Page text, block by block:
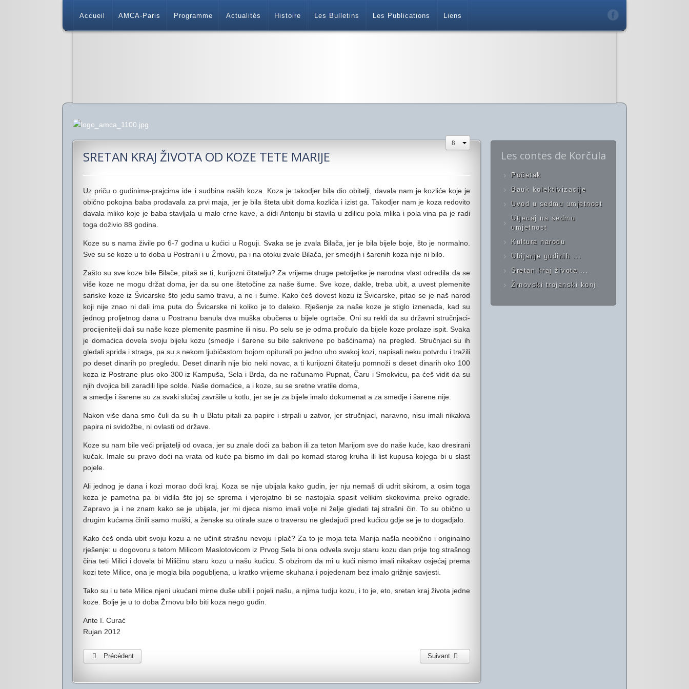
Accueil AMCA-Paris Programme Actualités Histoire Les Bulletins Les Publications Liens
Les contes de Korčula
Početak
Bauk kolektivizacije
Uvod u sedmu umjetnost
Utjecaj na sedmu
umjetnost
Kultura narodu
Ubijanje gudinih ...
Sretan kraj života ...
Žrnovski trojanski konj
SRETAN KRAJ ŽIVOTA OD KOZE TETE MARIJE
Uz priču o gudinima-prajcima ide i sudbina naših koza. Koza je takodjer bila dio obitelji, davala nam je kozliće koje je
obično pokojna baba prodavala za prvi maja, jer je bila šteta ubit doma kozlića i izist ga. Takodjer nam je koza redovito
davala mliko koje je baba stavljala u malo crne kave, a didi Antonju bi stavila u zdilicu pola mlika i pola vina pa je radi
toga doživio 88 godina.
Koze su s nama živile po 6-7 godina u kućici u Roguji. Svaka se je zvala Bilača, jer je bila bijele boje, što je normalno.
Sve su se koze u to doba u Postrani i u Žrnovu, pa i na otoku zvale Bilača, jer smedjih i šarenih koza nije ni bilo.
Zašto su sve koze bile Bilače, pitaš se ti, kurijozni čitatelju? Za vrijeme druge petoljetke je narodna vlast odredila da se
više koze ne mogu držat doma, jer da su one štetočine za naše šume. Sve koze, dakle, treba ubit, a uvest plemenite
sanske koze iz Švicarske što jedu samo travu, a ne i šume. Kako ćeš dovest kozu iz Švicarske, pitao se je naš narod
koji nije znao ni dali ima puta do Švicarske ni koliko je to daleko. Rješenje za naše koze je stiglo iznenada, kad su
jednog proljetnog dana u Postranu banula dva muška obučena u bijele ogrtače. Oni su rekli da su državni stručnjaci-
procijenitelji dali su naše koze plemenite pasmine ili nisu. Po selu se je odma pročulo da bijele koze prolaze ispit. Svaka
je domaćica dovela svoju bijelu kozu (smedje i šarene su bile sakrivene po bašćinama) na pregled. Stručnjaci su ih
gledali sprida i straga, pa su s nekom ljubičastom bojom opiturali po jedno uho svakoj kozi, napisali neku potvrdu i tražili
po deset dinarih po pregledu. Deset dinarih nije bio neki novac, a ti kurijozni čitatelju pomnoži s deset dinarih oko 100
koza iz Postrane plus oko 300 iz Kampuša, Sela i Brda, da ne računamo Pupnat, Čaru i Smokvicu, pa ćeš vidit da su
njih dvojica bili zaradili lipe solde. Naše domaćice, a i koze, su se sretne vratile doma,
a smedje i šarene su za svaki slučaj završile u kotlu, jer se je za bijele imalo dokumenat a za smedje i šarene nije.
Nakon više dana smo čuli da su ih u Blatu pitali za papire i strpali u zatvor, jer stručnjaci, naravno, nisu imali nikakva
papira ni svidožbe, ni ovlasti od države.
Koze su nam bile veći prijatelji od ovaca, jer su znale doći za babon ili za teton Marijom sve do naše kuće, kao dresirani
kučak. Imale su pravo doći na vrata od kuće pa bismo im dali po komad starog kruha ili list kupusa kojega bi u slast
pojele.
Ali jednog je dana i kozi morao doći kraj. Koza se nije ubijala kako gudin, jer nju nemaš di udrit sikirom, a osim toga
koza je pametna pa bi vidila što joj se sprema i vjerojatno bi se nastojala spasit velikim skokovima preko ograde.
Zapravo ja i ne znam kako se je ubijala, jer mi djeca nismo imali volje ni želje gledati taj strašni čin. To su obično u
drugim kućama činili samo muški, a ženske su otirale suze o traversu ne gledajući pred kućicu gdje se je to dogadjalo.
Kako ćeš onda ubit svoju kozu a ne učinit strašnu nevoju i plač? Za to je moja teta Marija našla neobično i originalno
rješenje: u dogovoru s tetom Milicom Maslotovicom iz Prvog Sela bi ona odvela svoju staru kozu dan prije tog strašnog
čina teti Milici i dovela bi Miličinu staru kozu u našu kućicu. S obzirom da mi u kući nismo imali nikakav osjećaj prema
kozi tete Milice, ona je mogla bila pogubljena, u kratko vrijeme skuhana i pojedenam bez imalo grižnje savjesti.
Tako su i u tete Milice njeni ukućani mirne duše ubili i pojeli našu, a njima tudju kozu, i to je, eto, sretan kraj života jedne
koze. Bolje je u to doba Žrnovu bilo biti koza nego gudin.
Ante I. Curać
Rujan 2012
Précédent Suivant